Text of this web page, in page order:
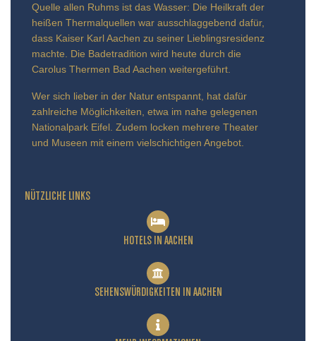
Quelle allen Ruhms ist das Wasser: Die Heilkraft der
heißen Thermalquellen war ausschlaggebend dafür,
dass Kaiser Karl Aachen zu seiner Lieblingsresidenz
machte. Die Badetradition wird heute durch die
Carolus Thermen Bad Aachen weitergeführt.
Wer sich lieber in der Natur entspannt, hat dafür
zahlreiche Möglichkeiten, etwa im nahe gelegenen
Nationalpark Eifel. Zudem locken mehrere Theater
und Museen mit einem vielschichtigen Angebot.
NÜTZLICHE LINKS
HOTELS IN AACHEN
SEHENSWÜRDIGKEITEN IN AACHEN